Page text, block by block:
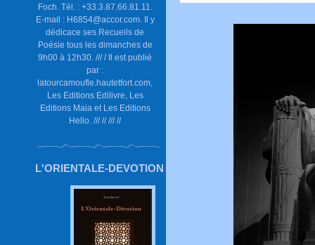
Foch. Tél. : +33.3.87.66.81.11.
E-mail : H6854@accor.com. Il y
dédicace ses Recueils de
Poésie tous les dimanches de
9h00 à 12h30. /// / Il est publié
par :
latourcamoufle.hautetfort.com,
Les Editions Edilivre, Les
Editions Maia et Les Editions
Hello. /// // /// //
L'ORIENTALE-DEVOTION